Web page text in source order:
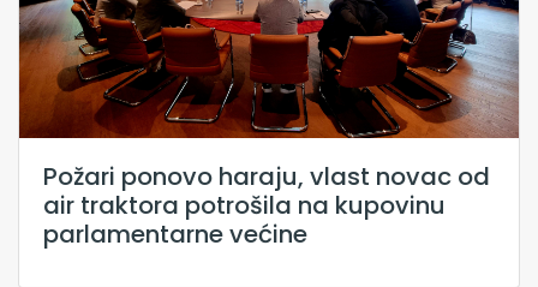
Požari ponovo haraju, vlast novac od
air traktora potrošila na kupovinu
parlamentarne većine